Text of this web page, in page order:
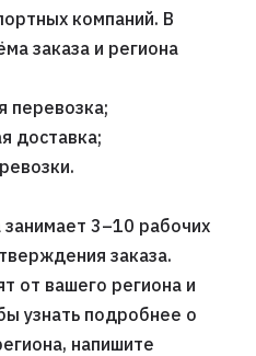
компаний. В
заказа и региона
перевозка;
доставка;
3–10 рабочих
заказа.
от вашего региона и
узнать подробнее о
напишите